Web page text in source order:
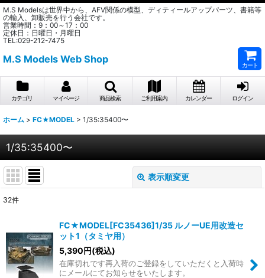
M.S Modelsは世界中から、AFV関係の模型、ディティールアップパーツ、書籍等
の輸入、卸販売を行う会社です。
営業時間：9：00～17：00
定休日：日曜日・月曜日
TEL:029-212-7475
M.S Models Web Shop
カート
カテゴリ マイページ 商品検索 ご利用案内 カレンダー ログイン
ホーム > FC★MODEL > 1/35:35400〜
1/35:35400〜
表示順変更
在庫あり
並び順:
32件
FC★MODEL[FC35436]1/35 ルノーUE用改造セ
ット1（タミヤ用）
5,390円(税込)
在庫切れです再入荷のご登録をしていただくと入荷時
にメールにてお知らせをいたします。